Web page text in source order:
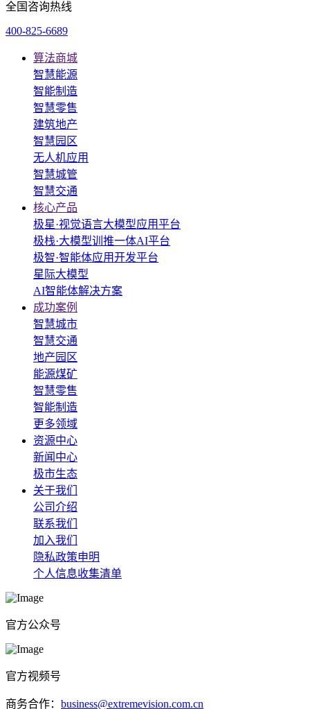
全国咨询热线
400-825-6689
算法商城
智慧能源
智能制造
智慧零售
建筑地产
智慧园区
无人机应用
智慧城管
智慧交通
核心产品
极星·视觉语言大模型应用平台
极栈·大模型训推一体AI平台
极智·智能体应用开发平台
星际大模型
AI智能体解决方案
成功案例
智慧城市
智慧交通
地产园区
能源煤矿
智慧零售
智能制造
更多领域
资源中心
新闻中心
极市生态
关于我们
公司介绍
联系我们
加入我们
隐私政策申明
个人信息收集清单
官方公众号
官方视频号
商务合作： business@extremevision.com.cn